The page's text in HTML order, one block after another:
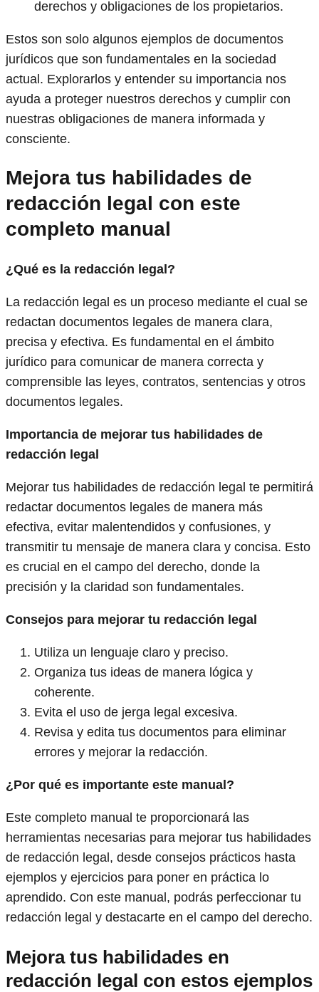
derechos y obligaciones de los propietarios.
Estos son solo algunos ejemplos de documentos
jurídicos que son fundamentales en la sociedad
actual. Explorarlos y entender su importancia nos
ayuda a proteger nuestros derechos y cumplir con
nuestras obligaciones de manera informada y
consciente.
Mejora tus habilidades de
redacción legal con este
completo manual
¿Qué es la redacción legal?
La redacción legal es un proceso mediante el cual se
redactan documentos legales de manera clara,
precisa y efectiva. Es fundamental en el ámbito
jurídico para comunicar de manera correcta y
comprensible las leyes, contratos, sentencias y otros
documentos legales.
Importancia de mejorar tus habilidades de
redacción legal
Mejorar tus habilidades de redacción legal te permitirá
redactar documentos legales de manera más
efectiva, evitar malentendidos y confusiones, y
transmitir tu mensaje de manera clara y concisa. Esto
es crucial en el campo del derecho, donde la
precisión y la claridad son fundamentales.
Consejos para mejorar tu redacción legal
Utiliza un lenguaje claro y preciso.
Organiza tus ideas de manera lógica y
coherente.
Evita el uso de jerga legal excesiva.
Revisa y edita tus documentos para eliminar
errores y mejorar la redacción.
¿Por qué es importante este manual?
Este completo manual te proporcionará las
herramientas necesarias para mejorar tus habilidades
de redacción legal, desde consejos prácticos hasta
ejemplos y ejercicios para poner en práctica lo
aprendido. Con este manual, podrás perfeccionar tu
redacción legal y destacarte en el campo del derecho.
Mejora tus habilidades en
redacción legal con estos ejemplos